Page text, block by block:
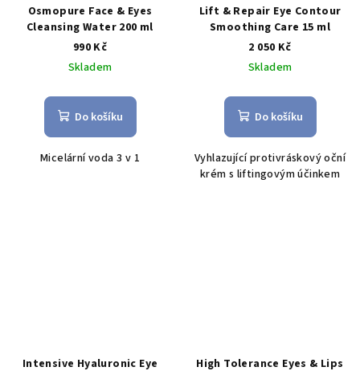
Osmopure Face & Eyes
Cleansing Water 200 ml
990 Kč
Skladem
Do košíku
Micelární voda 3 v 1
Lift & Repair Eye Contour
Smoothing Care 15 ml
2 050 Kč
Skladem
Do košíku
Vyhlazující protivráskový oční
krém s liftingovým účinkem
Intensive Hyaluronic Eye
High Tolerance Eyes & Lips